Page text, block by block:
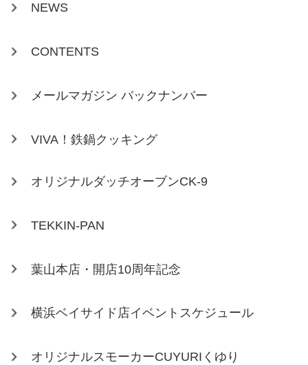
NEWS
CONTENTS
メールマガジン バックナンバー
VIVA！鉄鍋クッキング
オリジナルダッチオーブンCK-9
TEKKIN-PAN
葉山本店・開店10周年記念
横浜ベイサイド店イベントスケジュール
オリジナルスモーカーCUYURIくゆり